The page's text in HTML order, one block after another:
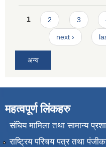
Pages
1 2 3
next ›
अन्य
महत्वपूर्ण लिंकहरु
संघिय मामिला तथा सामान्य
राष्ट्रिय परिचय पत्र तथा